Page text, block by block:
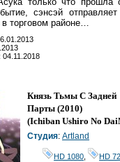
сэнсэй
торговом районе…
04.11.2018
Князь Тьмы С Задней
Парты (2010)
(Ichiban Ushiro No
Студия: Artland
HD 1080 HD